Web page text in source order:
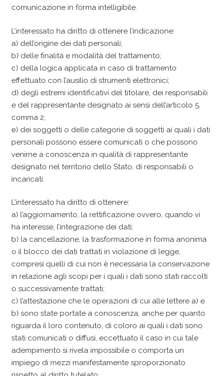
comunicazione in forma intelligibile.
L’interessato ha diritto di ottenere l’indicazione:
a) dell’origine dei dati personali;
b) delle finalità e modalità del trattamento;
c) della logica applicata in caso di trattamento
effettuato con l’ausilio di strumenti elettronici;
d) degli estremi identificativi del titolare, dei responsabili
e del rappresentante designato ai sensi dell’articolo 5,
comma 2;
e) dei soggetti o delle categorie di soggetti ai quali i dati
personali possono essere comunicati o che possono
venirne a conoscenza in qualità di rappresentante
designato nel territorio dello Stato, di responsabili o
incaricati.
L’interessato ha diritto di ottenere:
a) l’aggiornamento, la rettificazione ovvero, quando vi
ha interesse, l’integrazione dei dati;
b) la cancellazione, la trasformazione in forma anonima
o il blocco dei dati trattati in violazione di legge,
compresi quelli di cui non è necessaria la conservazione
in relazione agli scopi per i quali i dati sono stati raccolti
o successivamente trattati;
c) l’attestazione che le operazioni di cui alle lettere a) e
b) sono state portate a conoscenza, anche per quanto
riguarda il loro contenuto, di coloro ai quali i dati sono
stati comunicati o diffusi, eccettuato il caso in cui tale
adempimento si rivela impossibile o comporta un
impiego di mezzi manifestamente sproporzionato